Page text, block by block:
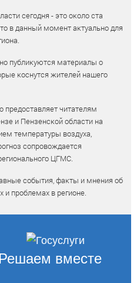
сегодня - это около ста
в данный момент актуально для
публикуются материалы о
коснутся жителей нашего
читателям
и Пензенской области на
температуры воздуха,
сопровождается
ЦГМС.
события, факты и мнения об
и проблемах в регионе.
Решаем вместе